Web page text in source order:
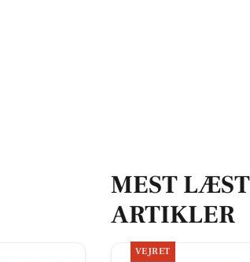
MEST
ARTIKLER
VEJRET